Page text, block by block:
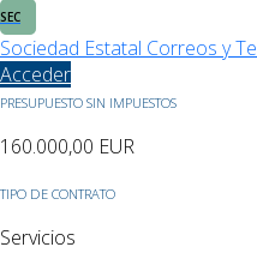
SEC
Sociedad Estatal Correos y
Acceder
PRESUPUESTO SIN IMPUESTOS
160.000,00 EUR
TIPO DE CONTRATO
Servicios